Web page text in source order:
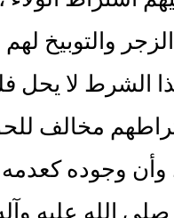
والتوبيخ
الشرط لا يحل
مخالف
وأن وجوده